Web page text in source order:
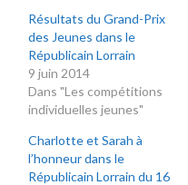
Résultats du Grand-Prix
des Jeunes dans le
Républicain Lorrain
9 juin 2014
Dans "Les compétitions
individuelles jeunes"
Charlotte et Sarah à
l’honneur dans le
Républicain Lorrain du 16